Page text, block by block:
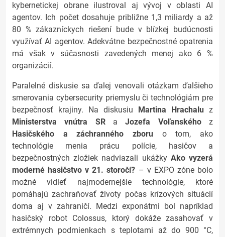
kybernetickej obrane ilustroval aj vývoj v oblasti AI
agentov. Ich počet dosahuje približne 1,3 miliardy a až
80 % zákazníckych riešení bude v blízkej budúcnosti
využívať AI agentov. Adekvátne bezpečnostné opatrenia
má však v súčasnosti zavedených menej ako 6 %
organizácií.
Paralelné diskusie sa ďalej venovali otázkam ďalšieho
smerovania cybersecurity priemyslu či technológiám pre
bezpečnosť krajiny. Na diskusiu Martina Hrachalu z
Ministerstva vnútra SRaJozefa Voľanskéhoz
Hasičského a záchranného zboru o tom, ako
technológie menia prácu polície, hasičov a
bezpečnostných zložiek nadviazali ukážky Ako vyzerá
moderné hasičstvo v 21. storočí? – v EXPO zóne bolo
možné vidieť najmodernejšie technológie, ktoré
pomáhajú zachraňovať životy počas krízových situácií
doma aj v zahraničí. Medzi exponátmi bol napríklad
hasičský robot Colossus, ktorý dokáže zasahovať v
extrémnych podmienkach s teplotami až do 900 °C,